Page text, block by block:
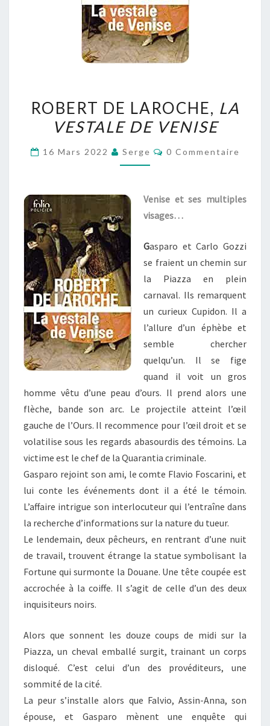
DE
LAROCHE,
VESTALE
ROBERT DE LAROCHE, LA
VESTALE DE VENISE
16 Mars 2022 Serge Commentaires
0 Commentaire
Venise et ses multiples
visages…
Gasparo et Carlo Gozzi
se fraient un chemin sur
la Piazza en plein
carnaval. Ils remarquent
un curieux Cupidon. Il a
l’allure d’un éphèbe et
semble chercher
quelqu’un. Il se fige
quand il voit un gros
homme vêtu d’une peau d’ours. Il prend alors une
flèche, bande son arc. Le projectile atteint l’œil
gauche de l’Ours. Il recommence pour l’œil droit et se
volatilise sous les regards abasourdis des témoins. La
victime est le chef de la Quarantia criminale.
Gasparo rejoint son ami, le comte Flavio Foscarini, et
lui conte les événements dont il a été le témoin.
L’affaire intrigue son interlocuteur qui l’entraîne dans
la recherche d’informations sur la nature du tueur.
Le lendemain, deux pêcheurs, en rentrant d’une nuit
de travail, trouvent étrange la statue symbolisant la
Fortune qui surmonte la Douane. Une tête coupée est
accrochée à la coiffe. Il s’agit de celle d’un des deux
inquisiteurs noirs.
Alors que sonnent les douze coups de midi sur la
Piazza, un cheval emballé surgit, trainant un corps
disloqué. C’est celui d’un des provéditeurs, une
sommité de la cité.
La peur s’installe alors que Falvio, Assin-Anna, son
épouse, et Gasparo mènent une enquête qui